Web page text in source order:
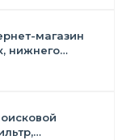
магазин
нижнего